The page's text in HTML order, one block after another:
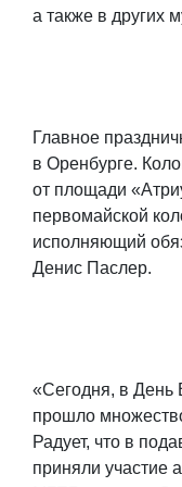
а также в других
Главное
в Оренбурге.
от площади
первомайской
исполняющий
Денис Паслер.
«Сегодня, в День
прошло
Радует, что в
приняли участие